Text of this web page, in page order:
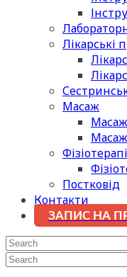
Лікарські
Масаж
Постковід
Контакти
ЗАПИС НА